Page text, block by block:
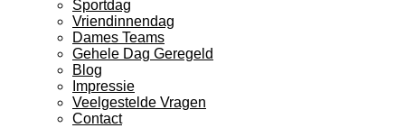
Sportdag
Vriendinnendag
Dames Teams
Gehele Dag Geregeld
Blog
Impressie
Veelgestelde Vragen
Contact